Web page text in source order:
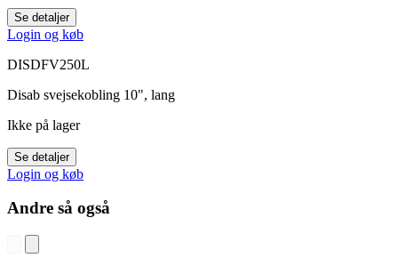
Se detaljer
Login og køb
DISDFV250L
Disab svejsekobling 10", lang
Ikke på lager
Se detaljer
Login og køb
Andre så også